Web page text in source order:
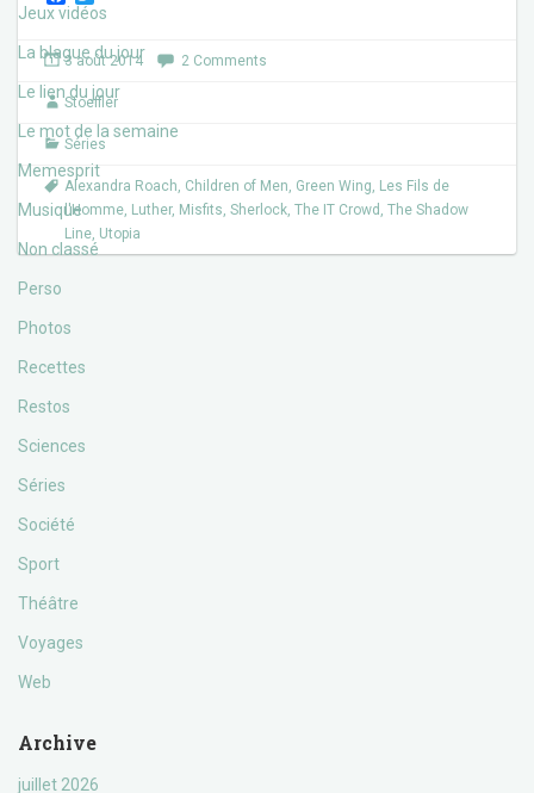
Jeux vidéos
La blague du jour
Le lien du jour
Le mot de la semaine
Memesprit
Musique
Non classé
Perso
Photos
Recettes
Restos
Sciences
Séries
Société
Sport
Théâtre
Voyages
Web
Archive
juillet 2026
a
e
b
o
o
k
w
t
t
e
r
3 août 2014 2 Comments
Stoeffler
Séries
Alexandra Roach, Children of Men, Green Wing, Les Fils de
l'Homme, Luther, Misfits, Sherlock, The IT Crowd , The Shadow
Line, Utopia